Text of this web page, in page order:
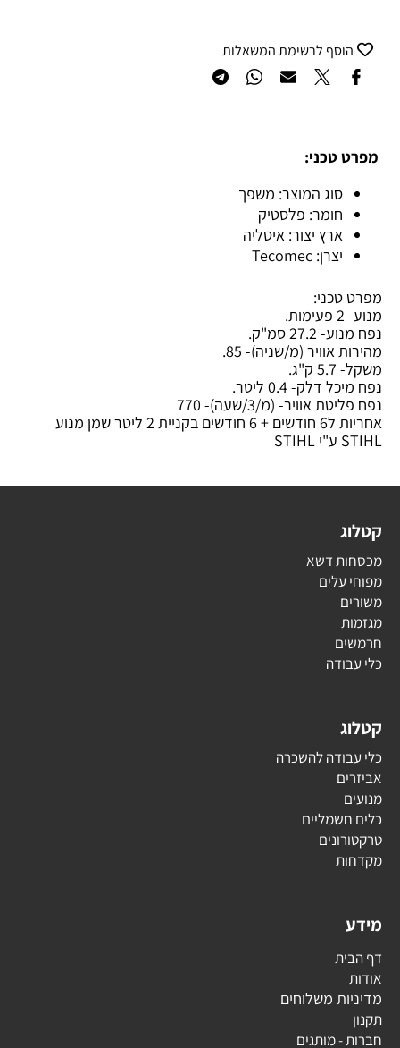
הוסף לרשימת המשאלות
מפרט טכני:
סוג המוצר: משפך
חומר: פלסטיק
ארץ יצור: איטליה
יצרן: Tecomec
מפרט טכני:
מנוע- 2 פעימות
.
נפח מנוע- 27.2 סמ"ק
.
מהירות אוויר (מ/שניה)- 85
.
משקל- 5.7 ק"ג
.
נפח מיכל דלק- 0.4 ליטר
.
נפח פליטת אוויר- (מ/3/שעה)- 770
אחריות ל6 חודשים + 6 חודשים בקניית 2 ליטר שמן מנוע
STIHL ע"י STIHL
קטלוג
מכסחות דשא
מפוחי עלים
משורים
מגזמות
חרמשים
כלי עבודה
קטלוג
כלי עבודה להשכרה
אביזרים
מנועים
כלים חשמליים
טרקטורונים
מקדחות
מידע
דף הבית
אודות
מדיניות משלוחים
תקנון
חברות - מותגים